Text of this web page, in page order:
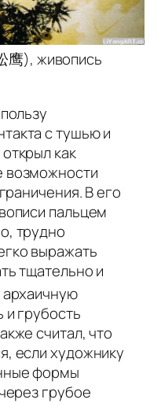
鹰), живопись
с тушью и
как
возможности
В его
пальцем
трудно
выражать
тщательно и
и грубость
считал, что
если художнику
формы
грубое